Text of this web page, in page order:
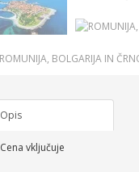
Opis
Cena vključuje